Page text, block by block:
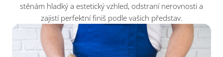
stěnám hladký a estetický vzhled, odstraní nerovnosti a
zajistí perfektní finiš podle vašich představ.